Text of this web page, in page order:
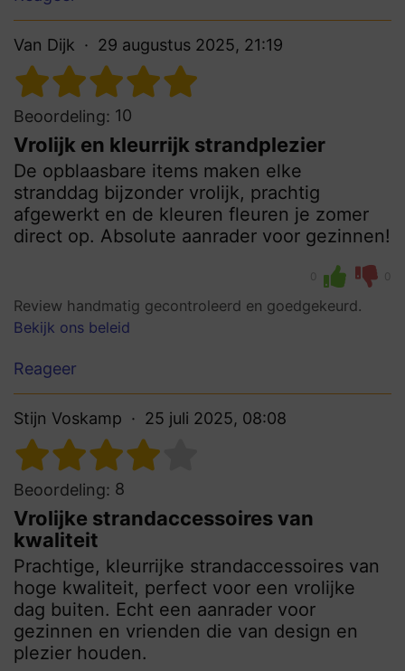
Van Dijk 29 augustus 2025, 21:19
Beoordeling: 10
Vrolijk en kleurrijk strandplezier
De opblaasbare items maken elke
stranddag bijzonder vrolijk, prachtig
afgewerkt en de kleuren fleuren je zomer
direct op. Absolute aanrader voor gezinnen!
0 0
Review handmatig gecontroleerd en goedgekeurd.
Bekijk ons beleid
Reageer
Stijn Voskamp 25 juli 2025, 08:08
Beoordeling: 8
Vrolijke strandaccessoires van
kwaliteit
Prachtige, kleurrijke strandaccessoires van
hoge kwaliteit, perfect voor een vrolijke
dag buiten. Echt een aanrader voor
gezinnen en vrienden die van design en
plezier houden.